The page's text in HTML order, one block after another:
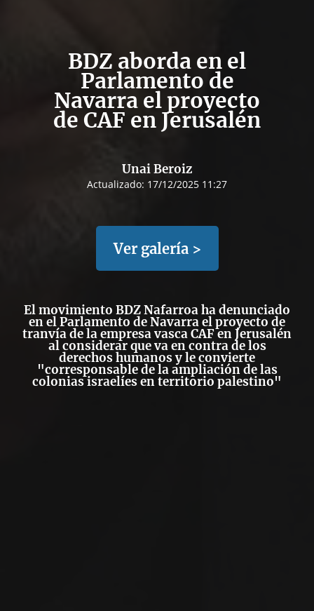
BDZ aborda en el
Parlamento de
Navarra el proyecto
de CAF en Jerusalén
Unai Beroiz
Actualizado: 17/12/2025 11:27
Ver galería >
El movimiento BDZ Nafarroa ha denunciado
en el Parlamento de Navarra el proyecto de
tranvía de la empresa vasca CAF en Jerusalén
al considerar que va en contra de los
derechos humanos y le convierte
"corresponsable de la ampliación de las
colonias israelíes en territorio palestino"